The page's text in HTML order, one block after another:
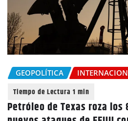
GEOPOLÍTICA
Petróleo de Texas roza